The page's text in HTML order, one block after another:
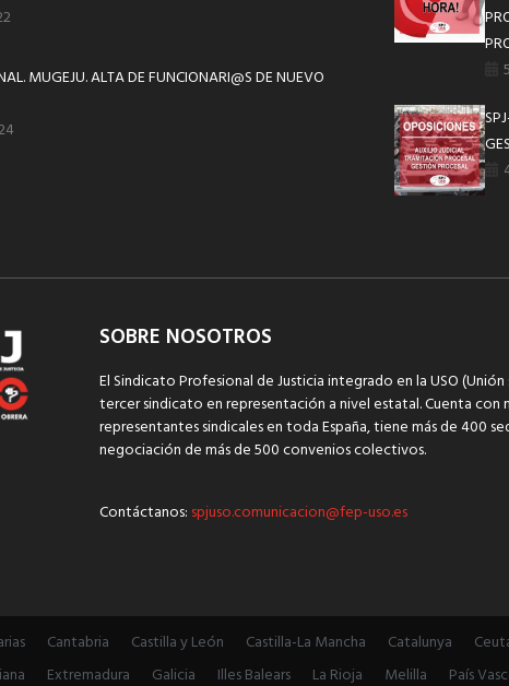
MUGEJU. ALTA DE FUNCIONARI@S DE NUEVO
SOBRE NOSOTROS
El Sindicato Profesional de Justicia integrado en la USO (Unión
tercer sindicato en representación a nivel estatal. Cuenta con
representantes sindicales en toda España, tiene más de 400
negociación de más de 500 convenios colectivos.
Contáctanos: spjuso.comunicacion@fep-uso.es
Cantabria Castilla y León Castilla-La Mancha Catalunya
Extremadura Galicia Illes Balears La Rioja Melilla País